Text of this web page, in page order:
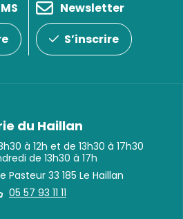
Newsletter
S’inscrire
du Haillan
à 12h et de 13h30 à 17h30
de 13h30 à 17h
Pasteur 33 185 Le Haillan
05 57 93 11 11